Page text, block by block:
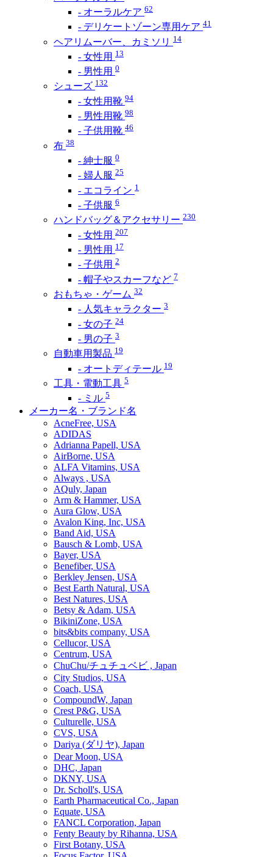
- オーラルケア 62
- デリケートゾーン専用ケア 41
ヘアリムーバー、カミソリ 14
- 女性用 13
- 男性用 0
シューズ 132
- 女性用靴 94
- 男性用靴 98
- 子供用靴 46
布 38
- 紳士服 0
- 婦人服 25
- エコライン 1
- 子供服 6
ハンドバッグ＆アクセサリー 230
- 女性用 207
- 男性用 17
- 子供用 2
- 帽子やスカーフなど 7
おもちゃ・ゲーム 32
- 人気キャラクター 3
- 女の子 24
- 男の子 3
自動車用製品 19
- オートディテール 19
工具・電動工具 5
- ミル 5
メーカー名・ブランド名
AcneFree, USA
ADIDAS
Adrianna Papell, USA
AirBorne, USA
ALFA Vitamins, USA
Always , USA
AQuly, Japan
Arm & Hammer, USA
Aura Glow, USA
Avalon King, Inc, USA
Band Aid, USA
Bausch & Lomb, USA
Bayer, USA
Benefiber, USA
Berkley Jensen, USA
Best Earth Natural, USA
Best Natures, USA
Betsy & Adam, USA
BikiniZone, USA
bits&bits company, USA
Cellucor, USA
Centrum, USA
ChuChu/チュチュベビ , Japan
City Studios, USA
Coach, USA
CompoundW, Japan
Crest P&G, USA
Culturelle, USA
CVS, USA
Dariya (ダリヤ), Japan
Dear Moon, USA
DHC, Japan
DKNY, USA
Dr. Scholl's, USA
Earth Pharmaceutical Co., Japan
Equate, USA
FANCL Corporation, Japan
Fenty Beauty by Rihanna, USA
First Botany, USA